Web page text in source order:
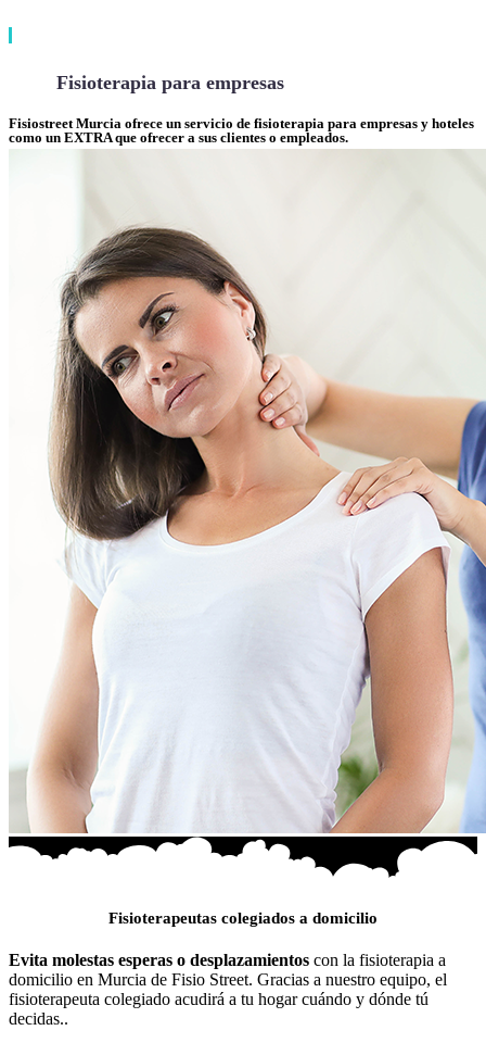
Fisioterapia para empresas
Fisiostreet Murcia ofrece un servicio de fisioterapia para empresas y hoteles
como un EXTRA que ofrecer a sus clientes o empleados.
Fisioterapeutas colegiados a domicilio
Evita molestas esperas o desplazamientos con la fisioterapia a
domicilio en Murcia de Fisio Street. Gracias a nuestro equipo, el
fisioterapeuta colegiado acudirá a tu hogar cuándo y dónde tú
decidas..